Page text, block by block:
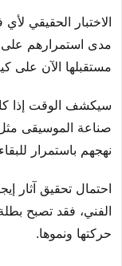
الاختبار الحقيقي
مدى استمرارهم على
مستقبلها الآن على
سيكشف الوقت إذا كان
صناعة الموسيقى
نهجهم باستمرار
احتمال تحقيق آثار
الفني، فقد تصبح
حركتها ونموها.